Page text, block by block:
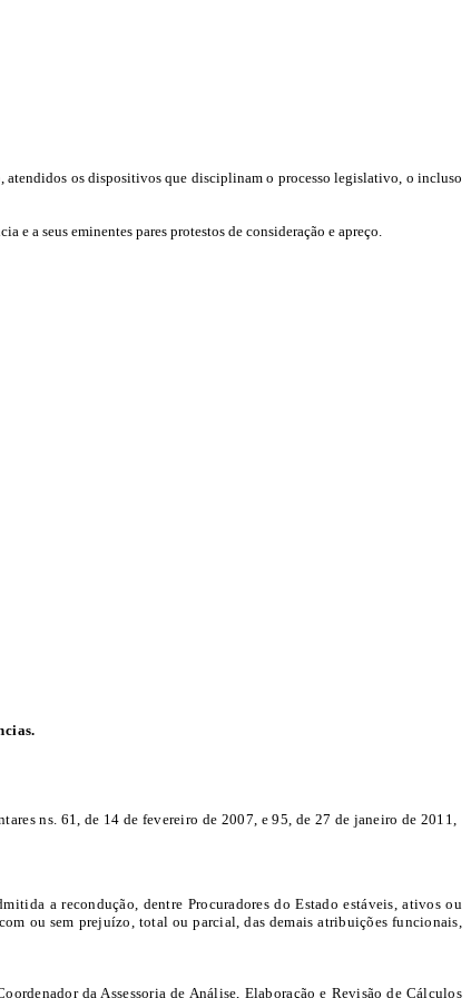
atendidos os dispositivos que disciplinam o processo legislativo, o incluso
e a seus eminentes pares protestos de consideração e apreço.
ns. 61, de 14 de fevereiro de 2007, e 95, de 27 de janeiro de 2011,
a recondução, dentre Procuradores do Estado estáveis, ativos ou
ou sem prejuízo, total ou parcial, das demais atribuições funcionais,
da Assessoria de Análise, Elaboração e Revisão de Cálculos